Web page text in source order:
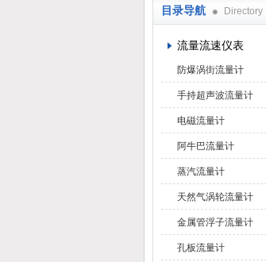
目录导航 Directory
流量流速仪表
防爆涡街流量计
手持超声波流量计
电磁流量计
阿牛巴流量计
蒸汽流量计
天然气涡轮流量计
金属管浮子流量计
孔板流量计